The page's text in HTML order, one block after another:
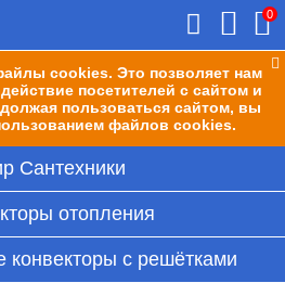
cookies. Это позволяет нам
посетителей с сайтом и
пользоваться сайтом, вы
файлов cookies.
0
Сантехники
отопления
конвекторы с решётками